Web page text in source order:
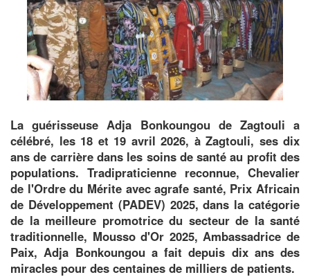
La guérisseuse Adja Bonkoungou de Zagtouli a
célébré, les 18 et 19 avril 2026, à Zagtouli, ses dix
ans de carrière dans les soins de santé au profit des
populations. Tradipraticienne reconnue, Chevalier
de l'Ordre du Mérite avec agrafe santé, Prix Africain
de Développement (PADEV) 2025, dans la catégorie
de la meilleure promotrice du secteur de la santé
traditionnelle, Mousso d'Or 2025, Ambassadrice de
Paix, Adja Bonkoungou a fait depuis dix ans des
miracles pour des centaines de milliers de patients.